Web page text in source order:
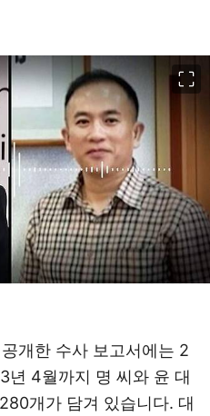
개한 수사 보고서에는 2
4월까지 명 씨와 윤 대
개가 담겨 있습니다. 대